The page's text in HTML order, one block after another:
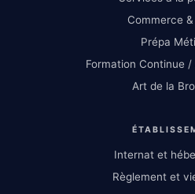
Commerce
Prépa
Formation Continue
Art de la
Internat et
Règlement et